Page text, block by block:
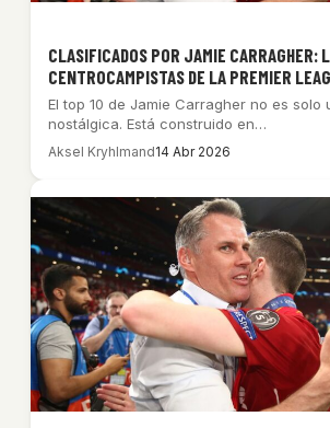
CLASIFICADOS POR JAMIE CARRAGHER:
CENTROCAMPISTAS DE LA PREMIER
El top 10 de Jamie Carragher no es solo
nostálgica. Está construido en…
Aksel Kryhlmand14 Abr 2026